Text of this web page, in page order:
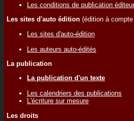
Les conditions de publication éditeur
Les sites d'auto édition (édition à
Les sites d'auto-édition
Les auteurs auto-édités
La publication
La publication d'un texte
Les calendriers des publications
L'écriture sur mesure
Les droits